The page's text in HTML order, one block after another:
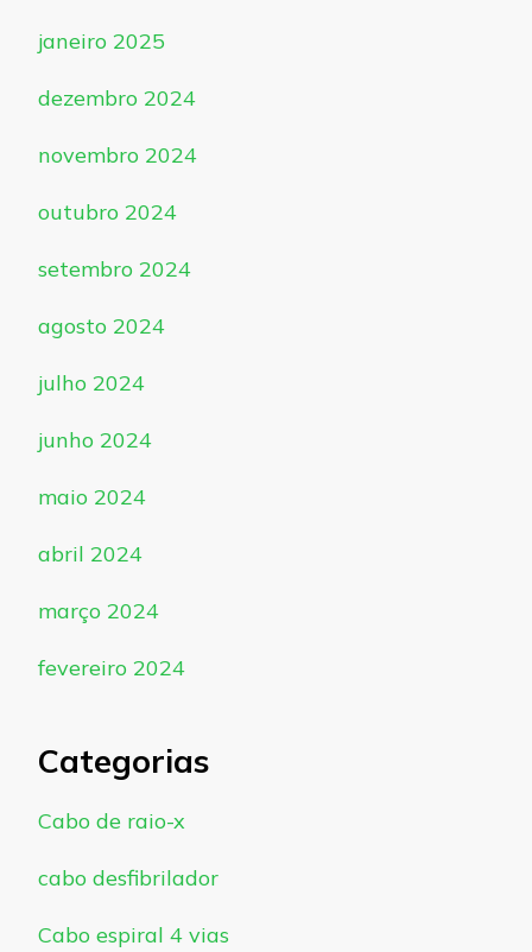
janeiro 2025
dezembro 2024
novembro 2024
outubro 2024
setembro 2024
agosto 2024
julho 2024
junho 2024
maio 2024
abril 2024
março 2024
fevereiro 2024
Categorias
Cabo de raio-x
cabo desfibrilador
Cabo espiral 4 vias